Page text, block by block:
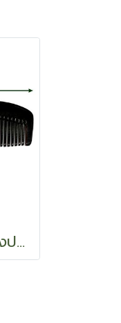
หวีเขาควาย - หวีหางปลาด้ามมน